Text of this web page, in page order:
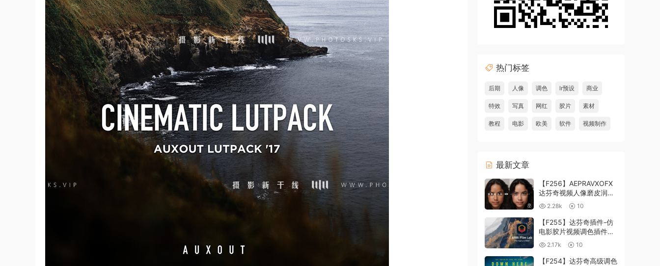
热门标签
后期 人像 调色 lr预设 商业
特效 写真 网红 胶片 素材
教程 电影 欧美 软件 视频制作
最新文章
【F256】AEPRAVXOFX
达芬奇视频人像磨皮润肤
美颜插件 Beauty Box
V6.0.3 Win
2.28k 10
【F255】达芬奇插件-仿
电影胶片视频调色插件
ARRI Film Lab 1.0.10 Win
2.17k 10
【F254】达芬奇高级调色